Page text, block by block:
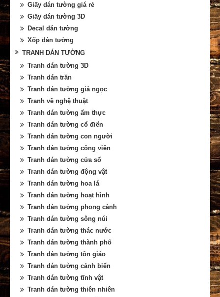
Giấy dán tường giá rẻ
Giấy dán tường 3D
Decal dán tường
Xốp dán tường
TRANH DÁN TƯỜNG
Tranh dán tường 3D
Tranh dán trần
Tranh dán tường giả ngọc
Tranh vẽ nghệ thuật
Tranh dán tường ẩm thực
Tranh dán tường cổ điển
Tranh dán tường con người
Tranh dán tường công viên
Tranh dán tường cửa sổ
Tranh dán tường động vật
Tranh dán tường hoa lá
Tranh dán tường hoạt hình
Tranh dán tường phong cảnh
Tranh dán tường sông núi
Tranh dán tường thác nước
Tranh dán tường thành phố
Tranh dán tường tôn giáo
Tranh dán tường cảnh biển
Tranh dán tường tĩnh vật
Tranh dán tường thiên nhiên